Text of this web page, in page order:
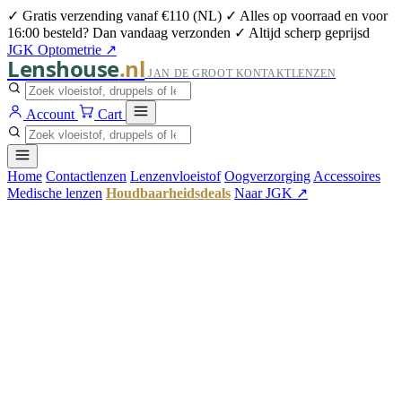
✓ Gratis verzending vanaf €110 (NL) ✓ Alles op voorraad en voor
16:00 besteld? Dan vandaag verzonden ✓ Altijd scherp geprijsd
JGK Optometrie ↗
Lenshouse.nl JAN DE GROOT KONTAKTLENZEN
Account Cart
Home Contactlenzen Lenzenvloeistof Oogverzorging Accessoires
Medische lenzen Houdbaarheidsdeals Naar JGK ↗